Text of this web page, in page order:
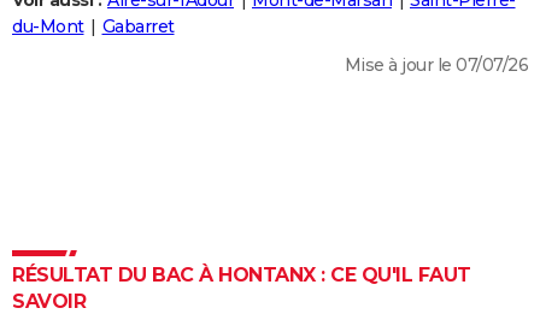
Destinations
City break
Voyage nature
Voyage de noces
Forum
Climat
+
PHOTO
Dictionnaire
Biographies
Citations
Expressions
Proverbes
PROGRAMME TV
du-Mont
Gabarret
Mise à jour le 07/07/26
RÉSULTAT DU BAC À HONTANX : CE QU'IL FAUT
SAVOIR